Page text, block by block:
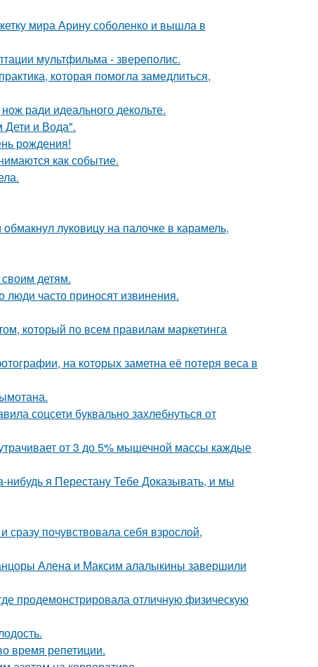
мира Арину соболенко и вышла в
мультфильма - звереполис.
которая помогла замедлиться,
ради идеального декольте.
Дети и Вода".
рождения!
как событие.
луковицу на палочке в карамель,
детям.
часто приносят извинения.
который по всем правилам маркетинга
на которых заметна её потеря веса в
соцсети буквально захлебнуться от
от 3 до 5% мышечной массы каждые
я Перестану Тебе Доказывать, и мы
почувствовала себя взрослой,
Алена и Максим алалыкины завершили
продемонстрировала отличную физическую
время репетиции.